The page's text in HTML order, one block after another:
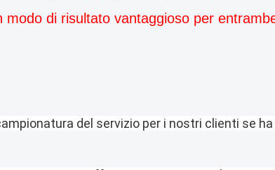
modo di risultato vantaggioso per
del servizio per i nostri clienti se